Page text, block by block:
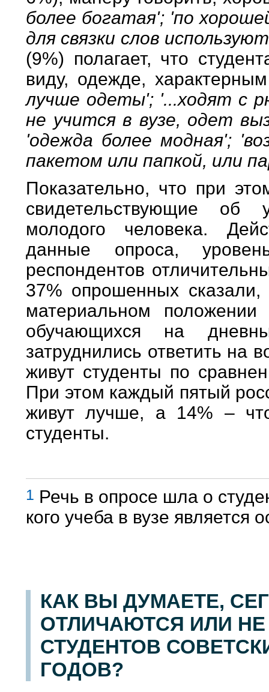
более богатая'; 'по
для связки слов
(9%) полагает, что
виду, одежде,
лучше одеты'; '...ходят с
не учится в вузе, одет
'одежда более модная';
пакетом или папкой, или
Показательно, что при
свидетельствующие об
молодого человека.
данные опроса,
респондентов
37% опрошенных
материальном
обучающихся на
затруднились ответить на
живут студенты по
При этом каждый пятый
живут лучше, а 14% –
студенты.
1 Речь в опросе шла о
кого учеба в вузе является
КАК ВЫ ДУМАЕТЕ,
ОТЛИЧАЮТСЯ ИЛИ
СТУДЕНТОВ
ГОДОВ?